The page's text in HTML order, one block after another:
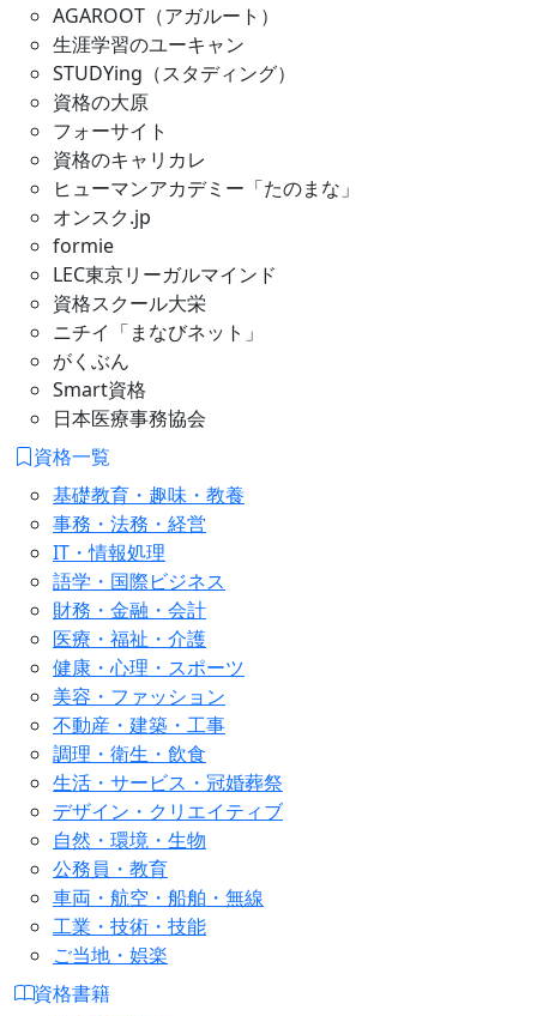
AGAROOT（アガルート）
生涯学習のユーキャン
STUDYing（スタディング）
資格の大原
フォーサイト
資格のキャリカレ
ヒューマンアカデミー「たのまな」
オンスク.jp
formie
LEC東京リーガルマインド
資格スクール大栄
ニチイ「まなびネット」
がくぶん
Smart資格
日本医療事務協会
資格一覧
基礎教育・趣味・教養
事務・法務・経営
IT・情報処理
語学・国際ビジネス
財務・金融・会計
医療・福祉・介護
健康・心理・スポーツ
美容・ファッション
不動産・建築・工事
調理・衛生・飲食
生活・サービス・冠婚葬祭
デザイン・クリエイティブ
自然・環境・生物
公務員・教育
車両・航空・船舶・無線
工業・技術・技能
ご当地・娯楽
資格書籍